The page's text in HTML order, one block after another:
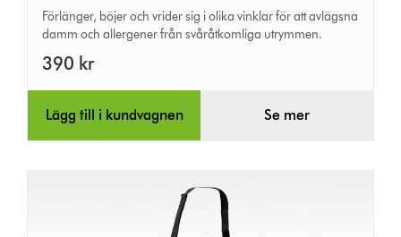
svåråtkomliga
utrymmen
Förlänger, böjer och vrider sig i olika vinklar för att avlägsna
damm och allergener från svåråtkomliga utrymmen.
390 kr
Lägg till i kundvagnen Se mer